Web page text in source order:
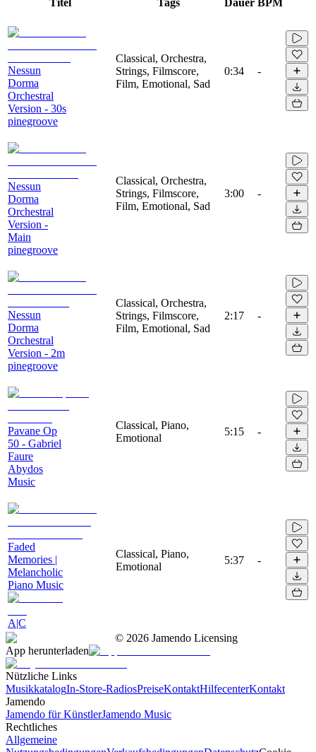
Nessun
Dorma
Orchestral
Version - 30s
pinegroove
Classical, Orchestra,
Strings, Filmscore,
Film, Emotional, Sad
0:34 -
Nessun
Dorma
Orchestral
Version -
Main
pinegroove
Classical, Orchestra,
Strings, Filmscore,
Film, Emotional, Sad
3:00 -
Nessun
Dorma
Orchestral
Version - 2m
pinegroove
Classical, Orchestra,
Strings, Filmscore,
Film, Emotional, Sad
2:17 -
Pavane Op
50 - Gabriel
Faure
Abydos
Music
Classical, Piano,
Emotional
5:15 -
Faded
Memories |
Melancholic
Piano Music
A|C
Classical, Piano,
Emotional
5:37 -
© 2026 Jamendo Licensing
App herunterladen
Nützliche Links
MusikkatalogIn-Store-RadiosPreiseKontaktHilfecenterKontakt
Jamendo
Jamendo für KünstlerJamendo Music
Rechtliches
Allgemeine